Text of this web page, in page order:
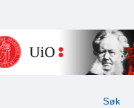
Søk